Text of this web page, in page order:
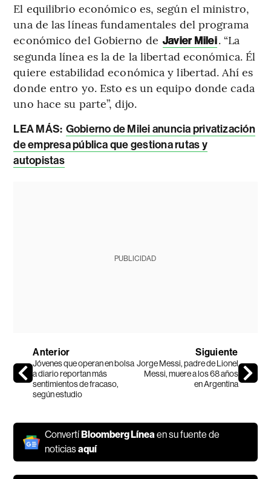
El equilibrio económico es, según el ministro,
una de las líneas fundamentales del programa
económico del Gobierno de Javier Milei. “La
segunda línea es la de la libertad económica. Él
quiere estabilidad económica y libertad. Ahí es
donde entro yo. Esto es un equipo donde cada
uno hace su parte”, dijo.
LEA MÁS: Gobierno de Milei anuncia privatización
de empresa pública que gestiona rutas y
autopistas
PUBLICIDAD
Anterior
Jóvenes que operan en bolsa
a diario reportan más
sentimientos de fracaso,
según estudio
Siguiente
Jorge Messi, padre de Lionel
Messi, muere a los 68 años
en Argentina
Convertí Bloomberg Líneaen su fuente de
noticiasaquí